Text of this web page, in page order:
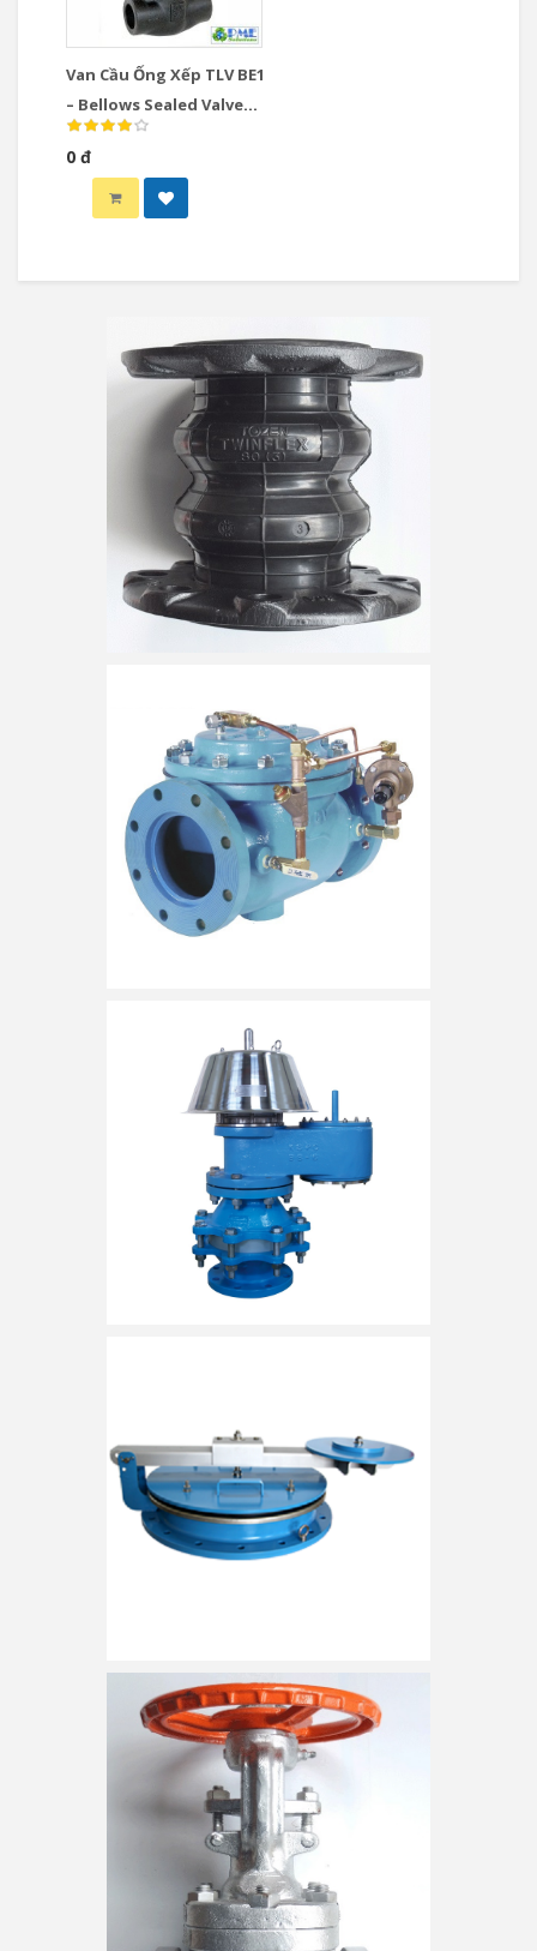
Van Cầu Ống Xếp TLV BE1
– Bellows Sealed Valve
Cho Hơi Nóng & Nước
Nóng Áp Suất Cao
0 đ